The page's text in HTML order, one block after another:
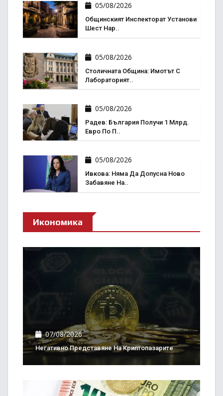
05/08/2026
Общинският Инспекторат Установи
Шест Нар..
05/08/2026
Столичната Община: Имотът С
Лабораторият..
05/08/2026
Радев: България Получи 1 Млрд.
Евро По П..
05/08/2026
Ивкова: Няма Да Допусна Ново
Забавяне На..
Икономика
07/08/2026
Негативно Представяне На Криптопазарите